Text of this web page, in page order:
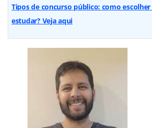
Tipos de concurso público: como
estudar? Veja aqui